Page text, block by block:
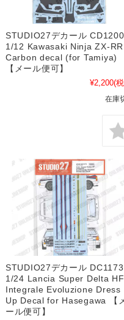
STUDIO27デカール
1/12 Kawasaki Ninja ZX-RR
Carbon decal (for Tamiya)
【メール便可】
¥2,200(
在庫
STUDIO27デカール DC1173
1/24 Lancia Super Delta HF
Integrale Evoluzione Dress
Up Decal for Hasegawa 【
ール便可】